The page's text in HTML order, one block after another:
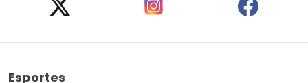
Esportes